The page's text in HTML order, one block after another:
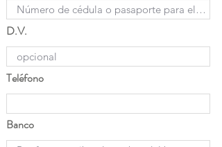
D.V.
Teléfono
Banco